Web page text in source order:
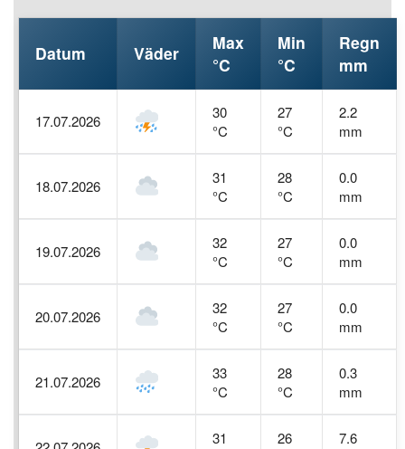
Datum Väder
Max
°C
Min
°C
Regn
mm
17.07.2026
30
°C
27
°C
2.2
mm
18.07.2026
31
°C
28
°C
0.0
mm
19.07.2026
32
°C
27
°C
0.0
mm
20.07.2026
32
°C
27
°C
0.0
mm
21.07.2026
33
°C
28
°C
0.3
mm
31
26
7.6